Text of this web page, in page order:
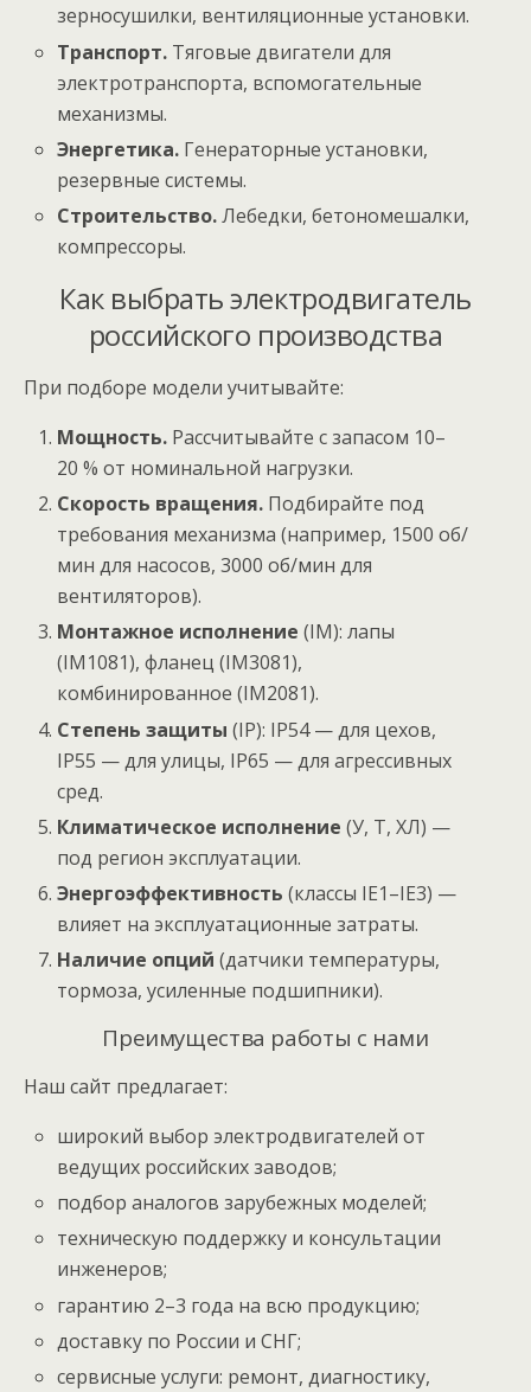
зерносушилки, вентиляционные установки.
Транспорт. Тяговые двигатели для
электротранспорта, вспомогательные
механизмы.
Энергетика. Генераторные установки,
резервные системы.
Строительство.Лебедки, бетономешалки,
компрессоры.
Как выбрать электродвигатель
российского производства
При подборе модели учитывайте:
Мощность. Рассчитывайте с запасом 10–
20 % от номинальной нагрузки.
Скорость вращения. Подбирайте под
требования механизма (например, 1500 об/
мин для насосов, 3000 об/мин для
вентиляторов).
Монтажное исполнение (IM): лапы
(IM1081), фланец (IM3081),
комбинированное (IM2081).
Степень защиты (IP): IP54 — для цехов,
IP55 — для улицы, IP65 — для агрессивных
сред.
Климатическое исполнение (У, Т, ХЛ) —
под регион эксплуатации.
Энергоэффективность (классы IE1–IE3) —
влияет на эксплуатационные затраты.
Наличие опций (датчики температуры,
тормоза, усиленные подшипники).
Преимущества работы с нами
Наш сайт предлагает:
широкий выбор электродвигателей от
ведущих российских заводов;
подбор аналогов зарубежных моделей;
техническую поддержку и консультации
инженеров;
гарантию 2–3 года на всю продукцию;
доставку по России и СНГ;
сервисные услуги: ремонт, диагностику,